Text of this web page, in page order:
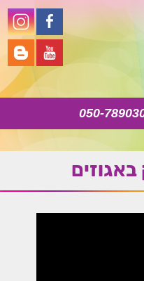
050-